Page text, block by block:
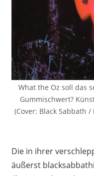
What the Oz soll das
Gummischwert?
(Cover: Black Sabbath
Die in ihrer
äußerst